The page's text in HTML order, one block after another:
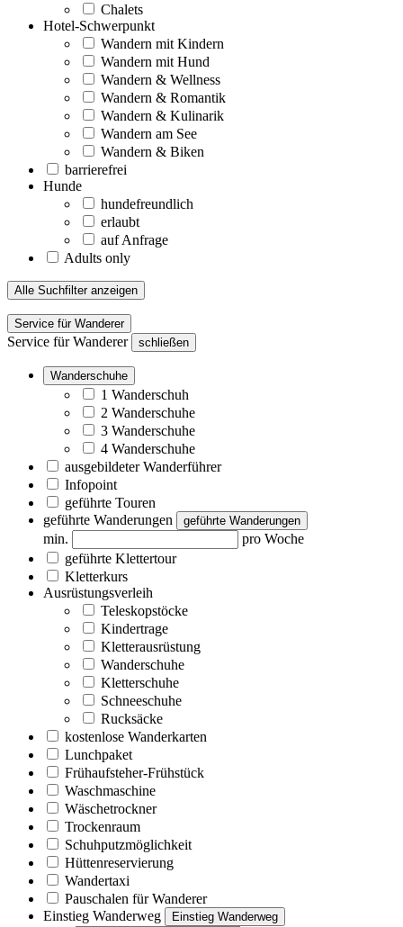
Chalets
Hotel-Schwerpunkt
Wandern mit Kindern
Wandern mit Hund
Wandern & Wellness
Wandern & Romantik
Wandern & Kulinarik
Wandern am See
Wandern & Biken
barrierefrei
Hunde
hundefreundlich
erlaubt
auf Anfrage
Adults only
Alle Suchfilter anzeigen
Service für Wanderer
Service für Wanderer schließen
Wanderschuhe
1 Wanderschuh
2 Wanderschuhe
3 Wanderschuhe
4 Wanderschuhe
ausgebildeter Wanderführer
Infopoint
geführte Touren
geführte Wanderungen
geführte Wanderungen
min.
pro Woche
geführte Klettertour
Kletterkurs
Ausrüstungsverleih
Teleskopstöcke
Kindertrage
Kletterausrüstung
Wanderschuhe
Kletterschuhe
Schneeschuhe
Rucksäcke
kostenlose Wanderkarten
Lunchpaket
Frühaufsteher-Frühstück
Waschmaschine
Wäschetrockner
Trockenraum
Schuhputzmöglichkeit
Hüttenreservierung
Wandertaxi
Pauschalen für Wanderer
Einstieg Wanderweg
Einstieg Wanderweg